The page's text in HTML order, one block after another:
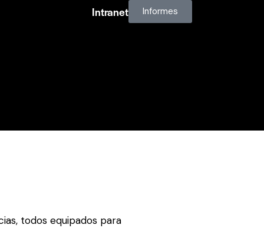
Intranet Informes
todos equipados para